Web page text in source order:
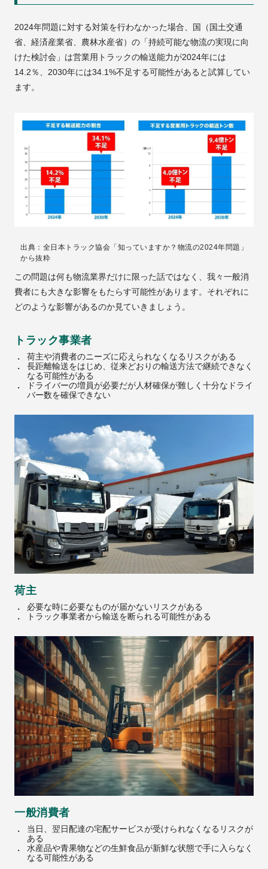
2024年問題に対する対策を行わなかった場合、国（国土交通
省、経済産業省、農林水産省）の「持続可能な物流の実現に向
けた検討会」は営業用トラックの輸送能力が2024年には
14.2％、2030年には34.1%不足する可能性があると試算してい
ます。
出典：全日本トラック協会「知っていますか？物流の2024年問題」
から抜粋
この問題は何も物流業界だけに限った話ではなく、我々一般消
費者にも大きな影響をもたらす可能性があります。それぞれに
どのような影響があるのか見ていきましょう。
トラック事業者
荷主や消費者のニーズに応えられなくなるリスクがある
長距離輸送をはじめ、従来どおりの輸送方法で継続できなく
なる可能性がある
ドライバーの増員が必要だが人材確保が難しく十分なドライ
バー数を確保できない
荷主
必要な時に必要なものが届かないリスクがある
トラック事業者から輸送を断られる可能性がある
一般消費者
当日、翌日配達の宅配サービスが受けられなくなるリスクが
ある
水産品や青果物などの生鮮食品が新鮮な状態で手に入らなく
なる可能性がある